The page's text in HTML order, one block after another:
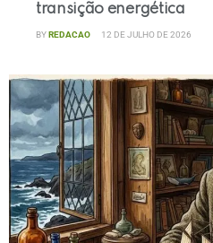
transição energética
BYREDACAO 12 DE JULHO DE 2026